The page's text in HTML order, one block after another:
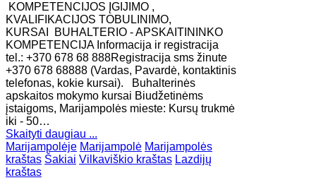
KOMPETENCIJOS ĮGIJIMO ,
KVALIFIKACIJOS TOBULINIMO,
KURSAI BUHALTERIO - APSKAITININKO
KOMPETENCIJA Informacija ir registracija
tel.: +370 678 68 888Registracija sms žinute
+370 678 68888 (Vardas, Pavardė, kontaktinis
telefonas, kokie kursai). Buhalterinės
apskaitos mokymo kursai Biudžetinėms
įstaigoms, Marijampolės mieste: Kursų trukmė
iki - 50…
Skaityti daugiau ...
Marijampolėje Marijampolė Marijampolės
kraštas Šakiai Vilkaviškio kraštas Lazdijų
kraštas